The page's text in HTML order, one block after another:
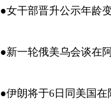
●女干部晋升公示年龄
●新一轮俄美乌会谈在
●伊朗将于6日同美国在